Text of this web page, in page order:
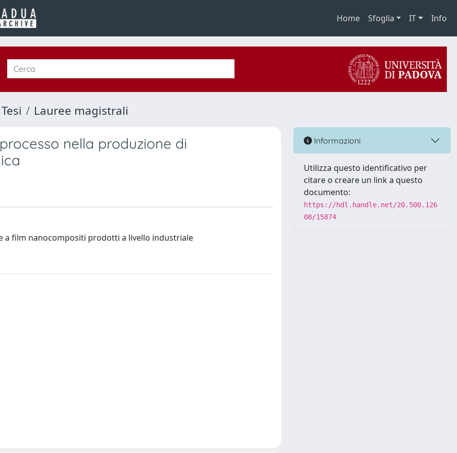
Home Sfoglia IT Info
Tesi Lauree magistrali
nella produzione di
a film nanocompositi prodotti a livello industriale
Informazioni
Utilizza questo identificativo per
citare o creare un link a questo
documento:
https://hdl.handle.net/20.500.126
08/15874